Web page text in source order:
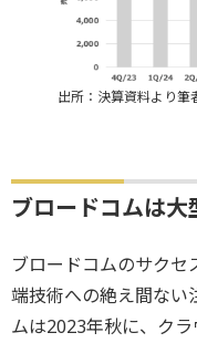
出所：決算資料より筆
ブロードコムは
ブロードコムのサク
端技術への絶え間ない
ムは2023年秋に、ク